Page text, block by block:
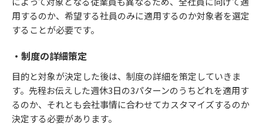
用するのか、希望する社員のみに適用するのか対象者を選定
することが必要です。
・制度の詳細策定
目的と対象が決定した後は、制度の詳細を策定していきま
す。先程お伝えした週休3日の3パターンのうちどれを適用す
るのか、それとも会社事情に合わせてカスタマイズするのか
決定する必要があります。